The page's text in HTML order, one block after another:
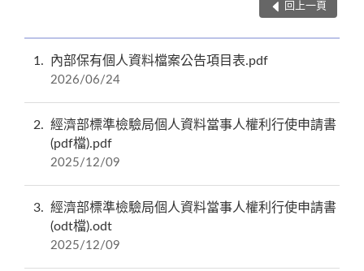
回上一頁
1 內部保有個人資料檔案公告項目表.pdf
2026/06/24
2
經濟部標準檢驗局個人資料當事人權利行使申請書
(pdf檔).pdf
2025/12/09
3
經濟部標準檢驗局個人資料當事人權利行使申請書
(odt檔).odt
2025/12/09